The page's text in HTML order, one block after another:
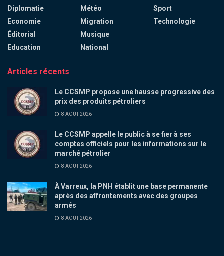
Diplomatie
Economie
Éditorial
Education
Météo
Migration
Musique
National
Sport
Technologie
Articles récents
Le CCSMP propose une hausse progressive des
prix des produits pétroliers
8 AOÛT 2026
Le CCSMP appelle le public à se fier à ses
comptes officiels pour les informations sur le
marché pétrolier
8 AOÛT 2026
À Varreux, la PNH établit une base permanente
après des affrontements avec des groupes
armés
8 AOÛT 2026